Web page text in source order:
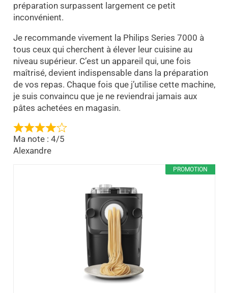
préparation surpassent largement ce petit
inconvénient.
Je recommande vivement la Philips Series 7000 à
tous ceux qui cherchent à élever leur cuisine au
niveau supérieur. C’est un appareil qui, une fois
maîtrisé, devient indispensable dans la préparation
de vos repas. Chaque fois que j’utilise cette machine,
je suis convaincu que je ne reviendrai jamais aux
pâtes achetées en magasin.
Ma note : 4/5
Alexandre
PROMOTION